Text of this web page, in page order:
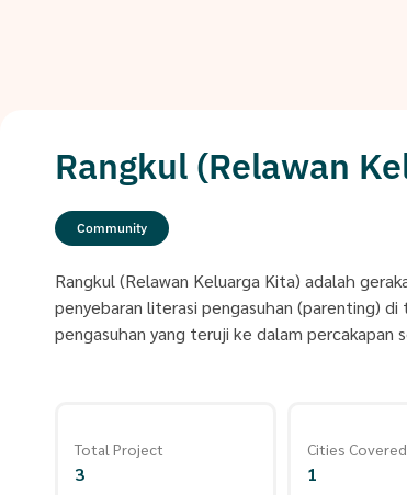
Rangkul (Relawan
Community
Rangkul (Relawan Keluarga Kita) adalah
penyebaran literasi pengasuhan (parenting)
pengasuhan yang teruji ke dalam percakapan
Total Project
3
Cities Covered
1